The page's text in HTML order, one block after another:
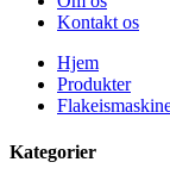
Kontakt os
Hjem
Produkter
Kategorier